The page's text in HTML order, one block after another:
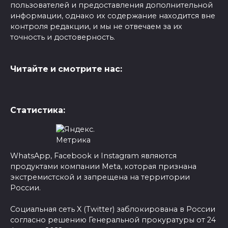
пользователей и предоставления дополнительной
информации, однако их содержание находится вне
контроля редакции, и мы не отвечаем за их
точность и достоверность.
Читайте и смотрите нас:
Статистика:
WhatsApp, Facebook и Instagram являются
продуктами компании Meta, которая признана
экстремистской и запрещена на территории
России.
Социальная сеть X (Twitter) заблокирована в России
согласно решению Генеральной прокуратуры от 24